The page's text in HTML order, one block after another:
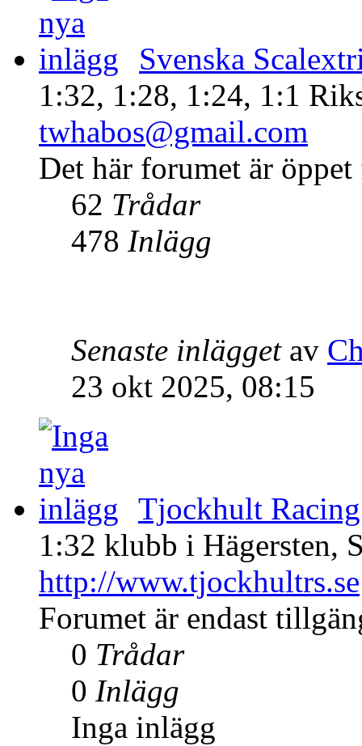
Svenska
1:32, 1:28, 1:24, 1:1
twhabos@gmail.com
Det här forumet är
62 Trådar
478 Inlägg
Senaste inläggetav
23 okt 2025, 08:15
Tjockhult
1:32 klubb i Hägersten,
http://www.tjockhultrs.se
Forumet är endast
0 Trådar
0 Inlägg
Inga inlägg